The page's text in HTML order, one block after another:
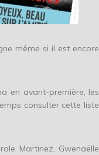
même si il est encore
en avant-première, les
consulter cette liste
Martinez, Gwenaëlle